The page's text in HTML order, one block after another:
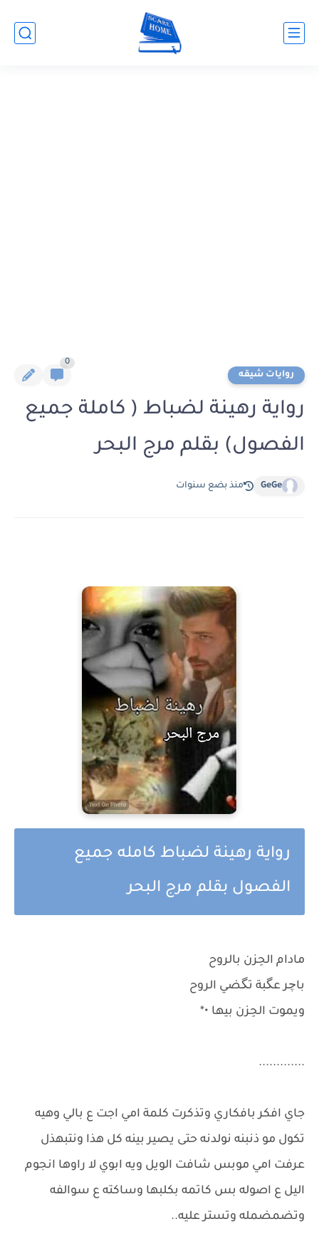
روايات شيقه
0
رواية رهينة لضباط ( كاملة جميع
الفصول) بقلم مرج البحر
GeGe منذ بضع سنوات
رواية رهينة لضباط كامله جميع
الفصول بقلم مرج البحر
مادام الحِزن بالروح
باچر عگبة تگضي الروح
ويموت الحِزن بيها •*
.............
جاي افكر بافكاري وتذكرت كلمة امي اجت ع بالي وهيه
تكول مو ذنبنه نولدنه حتى يصير بينه كل هذا ونتبهذل
عرفت امي موبس شافت الويل ويه ابوي لا راوها انجوم
اليل ع اصوله بس كاتمه بكلبها وساكته ع سوالفه
وتضمضمله وتستر عليه..